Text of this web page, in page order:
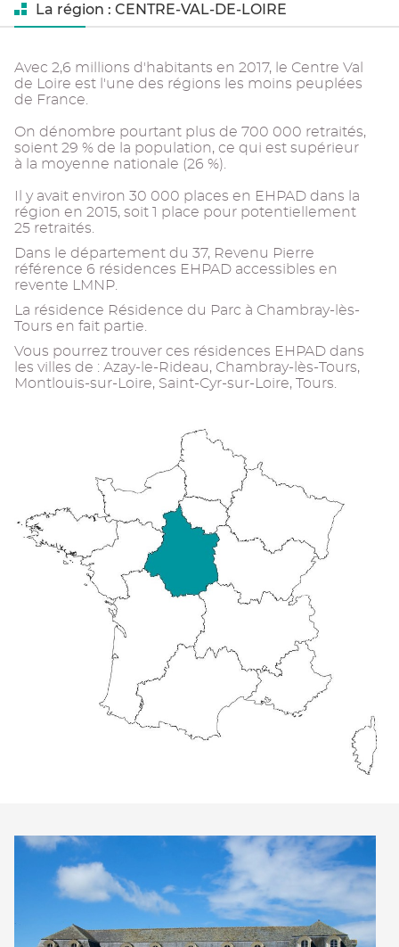
La région : CENTRE-VAL-DE-LOIRE
Avec 2,6 millions d'habitants en 2017, le Centre Val
de Loire est l'une des régions les moins peuplées
de France.
On dénombre pourtant plus de 700 000 retraités,
soient 29 % de la population, ce qui est supérieur
à la moyenne nationale (26 %).
Il y avait environ 30 000 places en EHPAD dans la
région en 2015, soit 1 place pour potentiellement
25 retraités.
Dans le département du 37, Revenu Pierre
référence 6 résidences EHPAD accessibles en
revente LMNP.
La résidence Résidence du Parc à Chambray-lès-
Tours en fait partie.
Vous pourrez trouver ces résidences EHPAD dans
les villes de : Azay-le-Rideau, Chambray-lès-Tours,
Montlouis-sur-Loire, Saint-Cyr-sur-Loire, Tours.